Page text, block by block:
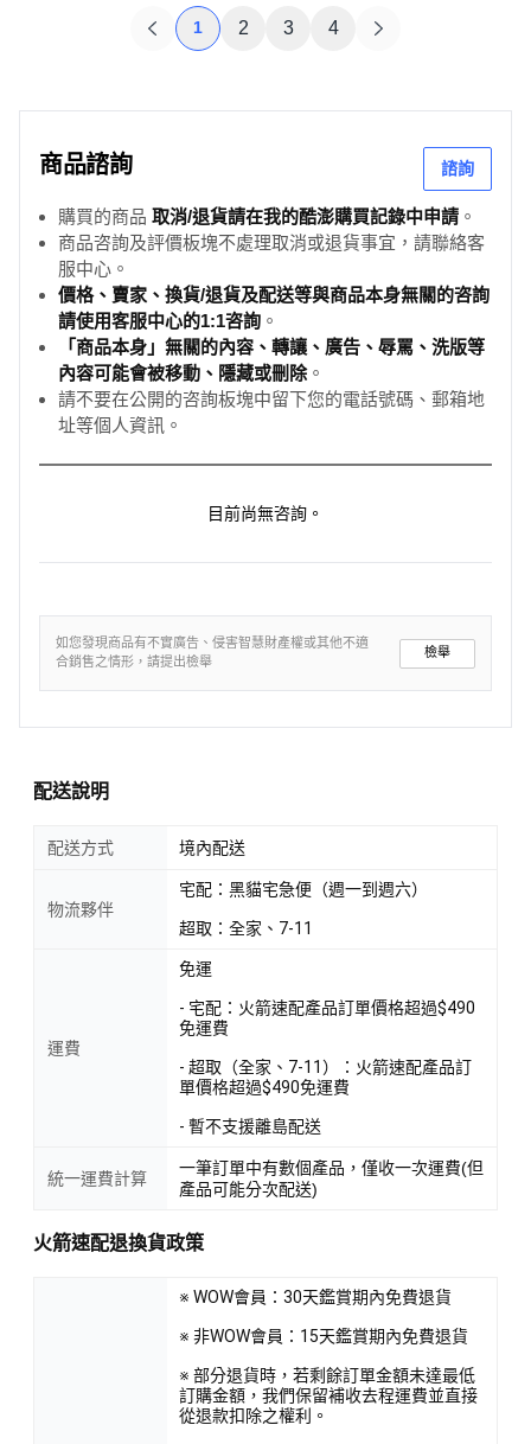
1 2 3 4
商品諮詢 諮詢
購買的商品 取消/退貨請在我的酷澎購買記錄中申請 。
商品咨詢及評價板塊不處理取消或退貨事宜，請聯絡客
服中心。
價格、賣家、換貨/退貨及配送等與商品本身無關的咨詢
請使用客服中心的1:1咨詢 。
「商品本身」無關的內容、轉讓、廣告、辱罵、洗版等
內容可能會被移動、隱藏或刪除。
請不要在公開的咨詢板塊中留下您的電話號碼、郵箱地
址等個人資訊。
目前尚無咨詢。
如您發現商品有不實廣告、侵害智慧財產權或其他不適
合銷售之情形，請提出檢舉
檢舉
配送說明
配送方式 境內配送
物流夥伴
宅配：黑貓宅急便（週一到週六）
超取：全家、7-11
運費
免運
- 宅配：火箭速配產品訂單價格超過$490
免運費
- 超取（全家、7-11）：火箭速配產品訂
單價格超過$490免運費
- 暫不支援離島配送
統一運費計算
一筆訂單中有數個產品，僅收一次運費(但
產品可能分次配送)
火箭速配退換貨政策
※ WOW會員：30天鑑賞期內免費退貨
※ 非WOW會員：15天鑑賞期內免費退貨
※ 部分退貨時，若剩餘訂單金額未達最低
訂購金額，我們保留補收去程運費並直接
從退款扣除之權利。